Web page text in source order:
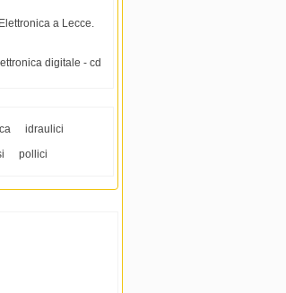
a Lecce.
digitale - cd
idraulici
pollici